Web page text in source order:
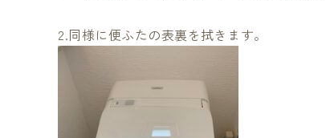
2.同様に便ふたの表裏を拭きます。